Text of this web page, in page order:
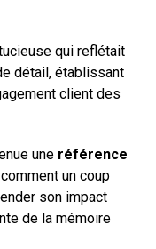
qui reflétait
détail, établissant
client des
une référence
un coup
son impact
de la mémoire